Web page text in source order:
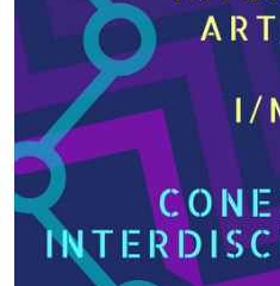
Advocacia-Geral da União
Banco Central do Brasil
Planalto